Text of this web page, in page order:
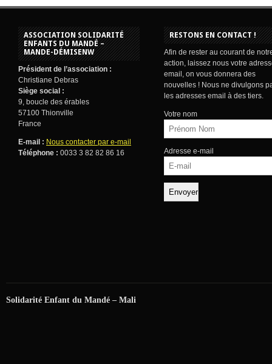
ASSOCIATION SOLIDARITÉ
ENFANTS DU MANDÉ –
MANDE-DÉMISENW
Président de l’association :
Christiane Debras
Siège social :
9, boucle des érables
57100 Thionville
France
E-mail : Nous contacter par e-mail
Téléphone : 0033 3 82 82 86 16
RESTONS EN CONTACT !
Afin de rester au courant de
action, laissez nous votre
email, on vous donnera des
nouvelles ! Nous ne divulgons
les adresses email à des tiers.
Votre nom
Adresse e-mail
Solidarité Enfant du Mandé – Mali